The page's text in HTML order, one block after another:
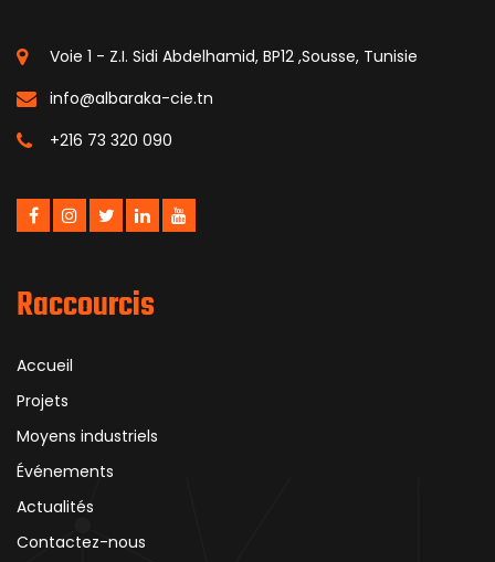
Voie 1 - Z.I. Sidi Abdelhamid, BP12 ,Sousse, Tunisie
info@albaraka-cie.tn
+216 73 320 090
Raccourcis
Accueil
Projets
Moyens industriels
Événements
Actualités
Contactez-nous